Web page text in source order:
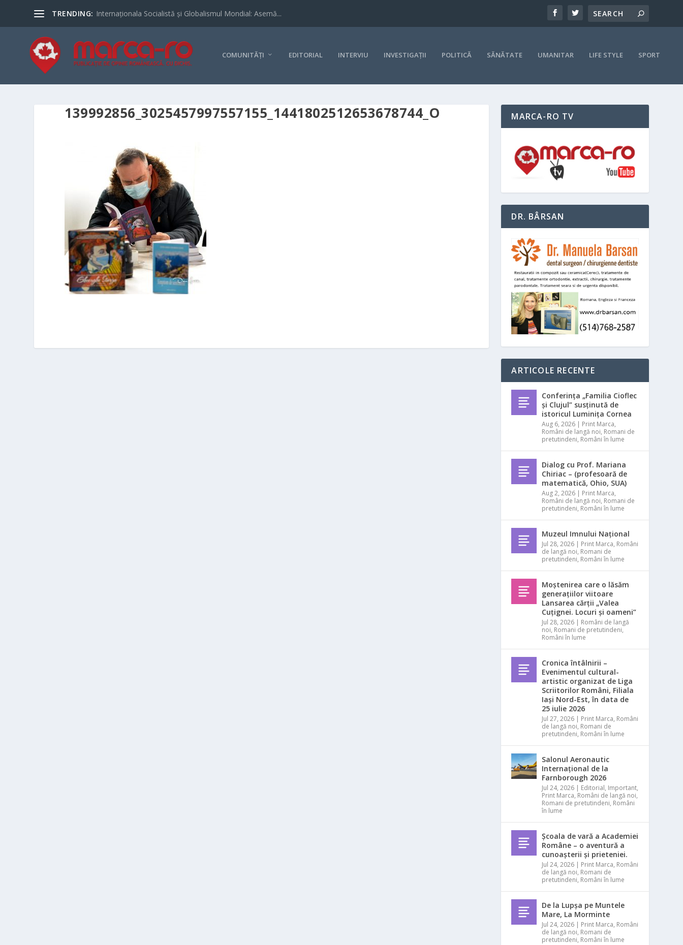
TRENDING: Internaționala Socialistă și Globalismul Mondial: Asemă...
COMUNITĂȚI EDITORIAL INTERVIU INVESTIGAȚII POLITICĂ SĂNĂTATE UMANITAR LIFE STYLE SPORT
139992856_3025457997557155_1441802512653678744_O MARCA-RO TV
DR. BÂRSAN
ARTICOLE RECENTE
Conferința „Familia Cioflec
și Clujul” susținută de
istoricul Luminița Cornea
Aug 6, 2026 | Print Marca,
Români de langă noi, Romani de
pretutindeni, Români în lume
Dialog cu Prof. Mariana
Chiriac – (profesoară de
matematică, Ohio, SUA)
Aug 2, 2026 | Print Marca,
Români de langă noi, Romani de
pretutindeni, Români în lume
Muzeul Imnului Național
Jul 28, 2026 | Print Marca, Români
de langă noi, Romani de
pretutindeni, Români în lume
Moștenirea care o lăsăm
generațiilor viitoare
Lansarea cărții „Valea
Cuțignei. Locuri și oameni”
Jul 28, 2026 | Români de langă
noi, Romani de pretutindeni,
Români în lume
Cronica întâlnirii –
Evenimentul cultural-
artistic organizat de Liga
Scriitorilor Români, Filiala
Iași Nord-Est, în data de
25 iulie 2026
Jul 27, 2026 | Print Marca, Români
de langă noi, Romani de
pretutindeni, Români în lume
Salonul Aeronautic
Internațional de la
Farnborough 2026
Jul 24, 2026 | Editorial, Important,
Print Marca, Români de langă noi,
Romani de pretutindeni, Români
în lume
Școala de vară a Academiei
Române – o aventură a
cunoașterii și prieteniei.
Jul 24, 2026 | Print Marca, Români
de langă noi, Romani de
pretutindeni, Români în lume
De la Lupșa pe Muntele
Mare, La Morminte
Jul 24, 2026 | Print Marca, Români
de langă noi, Romani de
pretutindeni, Români în lume